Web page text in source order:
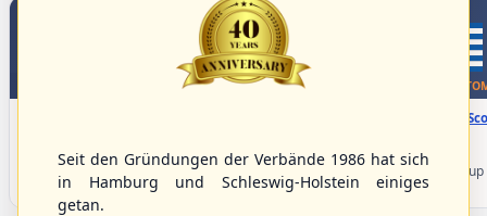
0
TOP 7
U-23 Baseball European
Championship B Pool 2026 - Group
Germany
WBSC Europe
Box-
U-23 Baseball European
Championship B Pool 2026 - Group
Spain
Seit den Gründungen der Verbände 1986 hat sich
in Hamburg und Schleswig-Holstein einiges
getan.